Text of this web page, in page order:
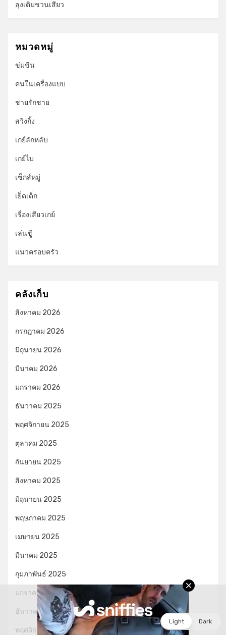
ลุงเติมชวนเสียว
หมวดหมู่
ข่มขืน
คนในเครื่องแบบ
ชายรักชาย
สวิงกิ้ง
เกย์ลักหลับ
เกย์ไบ
เซ็กส์หมู่
เย็ดเด็ก
เรื่องเสียวเกย์
เล่นชู้
แนวครอบครัว
คลังเก็บ
สิงหาคม 2026
กรกฎาคม 2026
มิถุนายน 2026
มีนาคม 2026
มกราคม 2026
ธันวาคม 2025
พฤศจิกายน 2025
ตุลาคม 2025
กันยายน 2025
สิงหาคม 2025
มิถุนายน 2025
พฤษภาคม 2025
เมษายน 2025
มีนาคม 2025
กุมภาพันธ์ 2025
มกราคม 2025
ธันวาคม 2024
พฤศจิกายน 2024
Light Dark